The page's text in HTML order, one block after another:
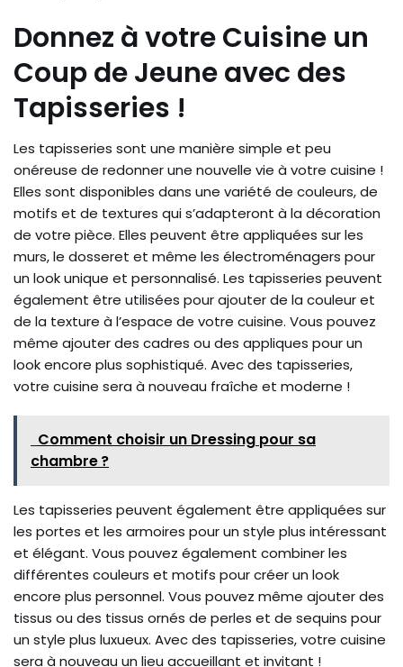
Donnez à votre Cuisine un
Coup de Jeune avec des
Tapisseries !
Les tapisseries sont une manière simple et peu
onéreuse de redonner une nouvelle vie à votre cuisine !
Elles sont disponibles dans une variété de couleurs, de
motifs et de textures qui s’adapteront à la décoration
de votre pièce. Elles peuvent être appliquées sur les
murs, le dosseret et même les électroménagers pour
un look unique et personnalisé. Les tapisseries peuvent
également être utilisées pour ajouter de la couleur et
de la texture à l’espace de votre cuisine. Vous pouvez
même ajouter des cadres ou des appliques pour un
look encore plus sophistiqué. Avec des tapisseries,
votre cuisine sera à nouveau fraîche et moderne !
Comment choisir un Dressing pour sa
chambre ?
Les tapisseries peuvent également être appliquées sur
les portes et les armoires pour un style plus intéressant
et élégant. Vous pouvez également combiner les
différentes couleurs et motifs pour créer un look
encore plus personnel. Vous pouvez même ajouter des
tissus ou des tissus ornés de perles et de sequins pour
un style plus luxueux. Avec des tapisseries, votre cuisine
sera à nouveau un lieu accueillant et invitant !